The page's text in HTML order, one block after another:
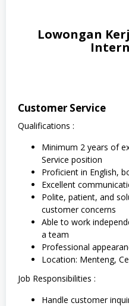
Lowongan
Customer Service
Qualifications :
Minimum 2 years of
Service position
Proficient in English,
Excellent
Polite, patient, and
customer concerns
Able to work
a team
Professional
Location: Menteng,
Job Responsibilities :
Handle customer